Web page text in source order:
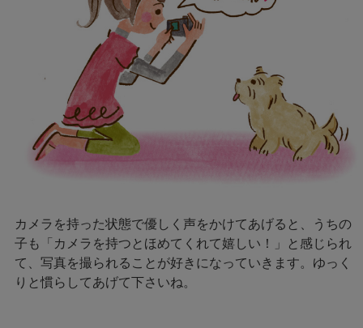
カメラを持った状態で優しく声をかけてあげると、うちの
子も「カメラを持つとほめてくれて嬉しい！」と感じられ
て、写真を撮られることが好きになっていきます。ゆっく
りと慣らしてあげて下さいね。